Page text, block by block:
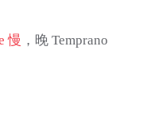
慢 ，晚 Temprano